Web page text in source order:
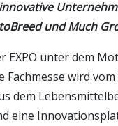
und Much
EXPO unter dem
Fachmesse wird
dem
eine